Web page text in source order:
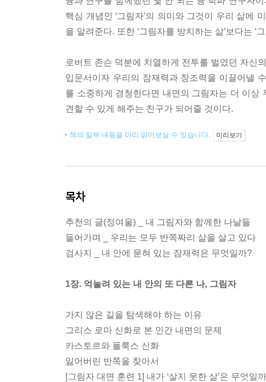
핵심 개념인 ‘그림자’의 의미와 그것이 우리 삶에
을 알려준다. 또한 ‘그림자를 방치하는 삶’보다는
로버트 존슨 덕분에 치열하게 전투를 벌였던 자신
입문서이자 우리의 잠재력과 창조력을 이끌어낼
를 소중하게 경청한다면 내면의 그림자는 더 이
견할 수 있게 해주는 친구가 되어줄 것이다.
책의 일부 내용을 미리 읽어보실 수 있습니다. 미리보기
목차
추천의 글(정여울) _ 내 그림자와 함께한 나날들
들어가며 _ 우리는 모두 반쪽짜리 삶을 살고 있다
검사지 _ 내 안에 묻혀 있는 잠재력은 무엇일까?
1장. 억눌려 있는 내 안의 또 다른 나, 그림자
가지 않은 길을 탐색해야 하는 이유
그리스 로마 신화로 본 인간 내면의 문제
카스토르와 폴룩스 신화
잃어버린 반쪽을 찾아서
[그림자 대면 훈련 1] 내가 ‘살지 못한 삶’은 무엇일